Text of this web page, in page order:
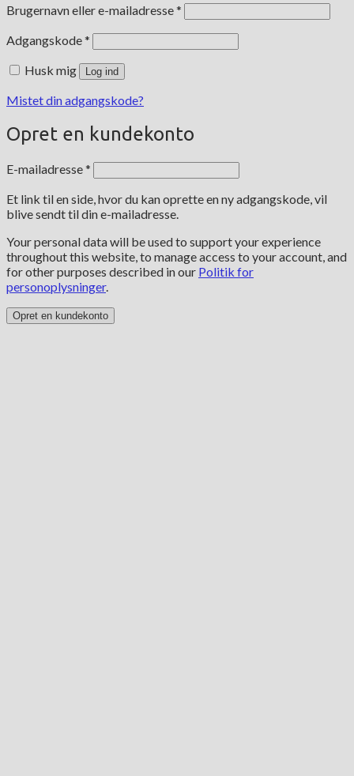
Brugernavn eller e-mailadresse* Påkrævet
Adgangskode* Påkrævet
Husk mig Log ind
Mistet din adgangskode?
Opret en kundekonto
E-mailadresse* Påkrævet
Et link til en side, hvor du kan oprette en ny adgangskode, vil
blive sendt til din e-mailadresse.
Your personal data will be used to support your experience
throughout this website, to manage access to your account, and
for other purposes described in our Politik for
personoplysninger.
Opret en kundekonto